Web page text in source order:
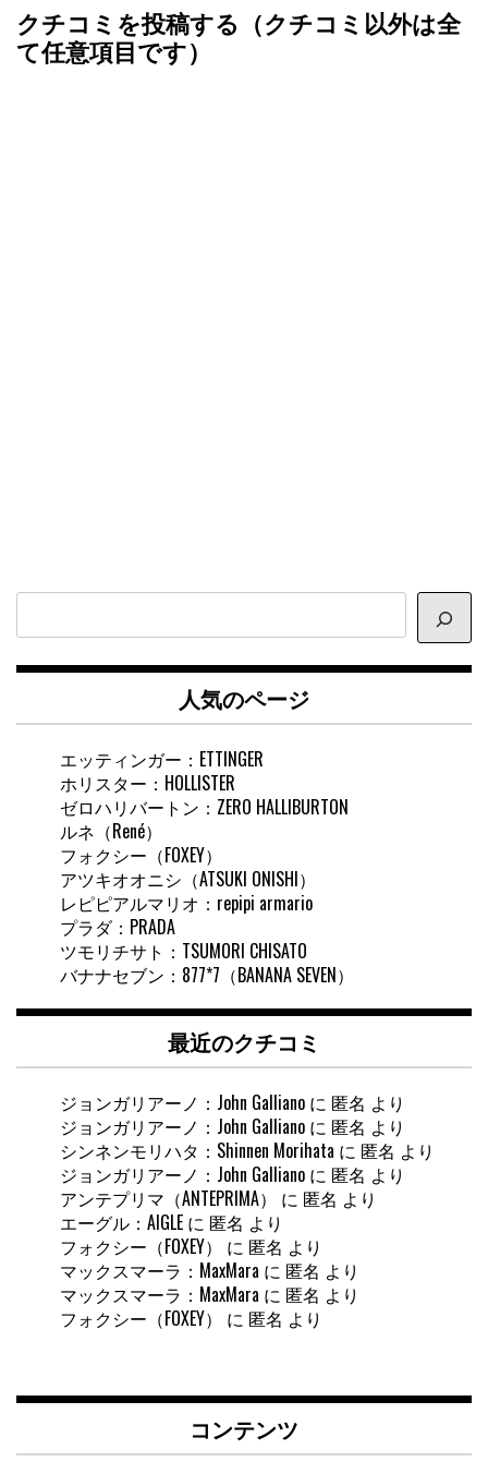
メ
ン
ト
クチコミを投稿する（クチコミ以外は全
て任意項目です）
サ
内
索
人気のページ
エッティンガー：ETTINGER
ホリスター：HOLLISTER
ゼロハリバートン：ZERO HALLIBURTON
ルネ（René）
フォクシー（FOXEY）
アツキオオニシ（ATSUKI ONISHI）
レピピアルマリオ：repipi armario
プラダ：PRADA
ツモリチサト：TSUMORI CHISATO
バナナセブン：877*7（BANANA SEVEN）
最近のクチコミ
ジョンガリアーノ：John Galliano に 匿名 より
ジョンガリアーノ：John Galliano に 匿名 より
シンネンモリハタ：Shinnen Morihata に 匿名 より
ジョンガリアーノ：John Galliano に 匿名 より
アンテプリマ（ANTEPRIMA）
に 匿名 より
エーグル：AIGLE に 匿名 より
フォクシー（FOXEY）
に 匿名 より
マックスマーラ：MaxMara に 匿名 より
マックスマーラ：MaxMara に 匿名 より
フォクシー（FOXEY）
に 匿名 より
コンテンツ